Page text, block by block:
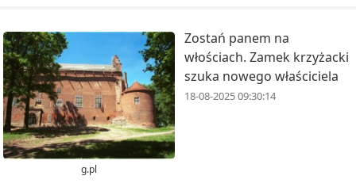
g.pl
Zostań panem na
włościach. Zamek krzyżacki
szuka nowego właściciela
18-08-2025 09:30:14